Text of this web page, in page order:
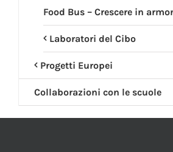
Food Bus – Crescere in
Laboratori del Cibo
Progetti Europei
Collaborazioni con le scuole